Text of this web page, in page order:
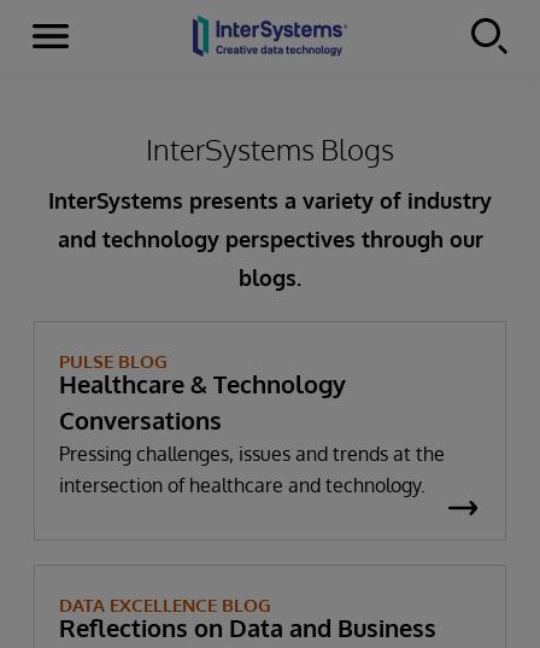
Skip to content
Menu
InterSystems Blogs
InterSystems presents a variety of industry
and technology perspectives through our
blogs.
PULSE BLOG
Healthcare & Technology
Conversations
Pressing challenges, issues and trends at the
intersection of healthcare and technology.
DATA EXCELLENCE BLOG
Reflections on Data and Business